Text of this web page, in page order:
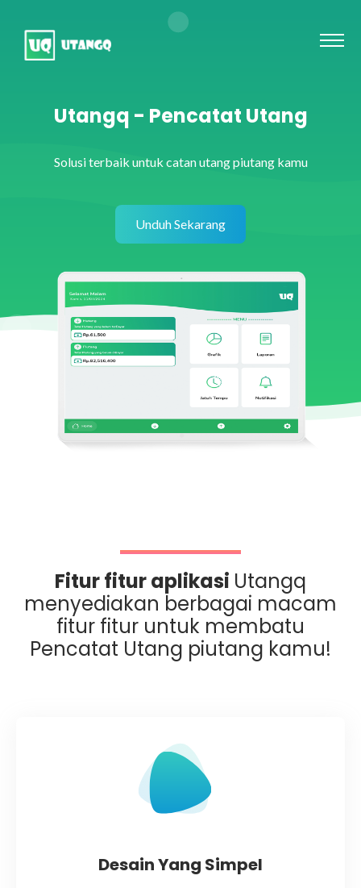
Utangq - Pencatat Utang
Solusi terbaik untuk catan utang piutang kamu
Unduh Sekarang
Fitur fitur aplikasi Utangq
menyediakan berbagai macam
fitur fitur untuk membatu
Pencatat Utang piutang kamu!
Desain Yang Simpel